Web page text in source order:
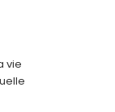
vie